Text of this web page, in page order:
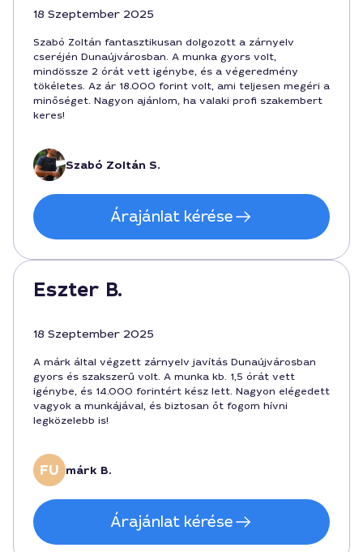
18 Szeptember 2025
Szabó Zoltán fantasztikusan dolgozott a zárnyelv
cseréjén Dunaújvárosban. A munka gyors volt,
mindössze 2 órát vett igénybe, és a végeredmény
tökéletes. Az ár 18.000 forint volt, ami teljesen megéri a
minőséget. Nagyon ajánlom, ha valaki profi szakembert
keres!
Szabó Zoltán S.
Árajánlat kérése
Eszter B.
18 Szeptember 2025
A márk által végzett zárnyelv javítás Dunaújvárosban
gyors és szakszerű volt. A munka kb. 1,5 órát vett
igénybe, és 14.000 forintért kész lett. Nagyon elégedett
vagyok a munkájával, és biztosan őt fogom hívni
legközelebb is!
márk B.
Árajánlat kérése